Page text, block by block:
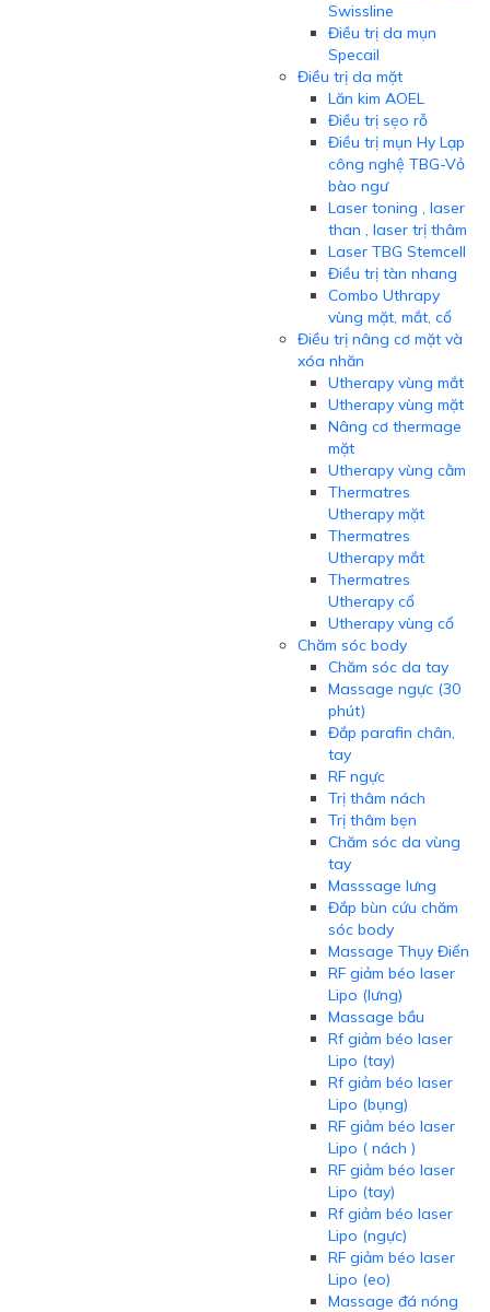
Swissline
Điều trị da mụn
Specail
Điều trị da mặt
Lăn kim AOEL
Điều trị sẹo rỗ
Điều trị mụn Hy Lạp
công nghệ TBG-Vỏ
bào ngư
Laser toning , laser
than , laser trị thâm
Laser TBG Stemcell
Điều trị tàn nhang
Combo Uthrapy
vùng mặt, mắt, cổ
Điều trị nâng cơ mặt và
xóa nhăn
Utherapy vùng mắt
Utherapy vùng mặt
Nâng cơ thermage
mặt
Utherapy vùng cằm
Thermatres
Utherapy mặt
Thermatres
Utherapy mắt
Thermatres
Utherapy cổ
Utherapy vùng cổ
Chăm sóc body
Chăm sóc da tay
Massage ngực (30
phút)
Đắp parafin chân,
tay
RF ngực
Trị thâm nách
Trị thâm bẹn
Chăm sóc da vùng
tay
Masssage lưng
Đắp bùn cứu chăm
sóc body
Massage Thụy Điển
RF giảm béo laser
Lipo (lưng)
Massage bầu
Rf giảm béo laser
Lipo (tay)
Rf giảm béo laser
Lipo (bụng)
RF giảm béo laser
Lipo ( nách )
RF giảm béo laser
Lipo (tay)
Rf giảm béo laser
Lipo (ngực)
RF giảm béo laser
Lipo (eo)
Massage đá nóng